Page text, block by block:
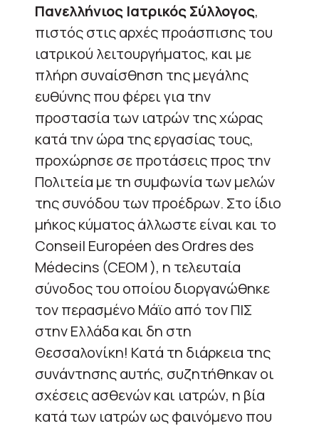
Πανελλήνιος Ιατρικός Σύλλογος,
πιστός στις αρχές προάσπισης του
ιατρικού λειτουργήματος, και με
πλήρη συναίσθηση της μεγάλης
ευθύνης που φέρει για την
προστασία των ιατρών της χώρας
κατά την ώρα της εργασίας τους,
προχώρησε σε προτάσεις προς την
Πολιτεία με τη συμφωνία των μελών
της συνόδου των προέδρων. Στο ίδιο
μήκος κύματος άλλωστε είναι και το
Conseil Européen des Ordres des
Médecins (CEOM ), η τελευταία
σύνοδος του οποίου διοργανώθηκε
τον περασμένο Μάϊο από τον ΠΙΣ
στην Ελλάδα και δη στη
Θεσσαλονίκη! Κατά τη διάρκεια της
συνάντησης αυτής, συζητήθηκαν οι
σχέσεις ασθενών και ιατρών, η βία
κατά των ιατρών ως φαινόμενο που